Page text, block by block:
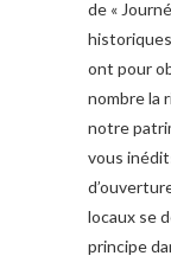
de «
ont pour
nombre la
notre
vous
locaux se
principe